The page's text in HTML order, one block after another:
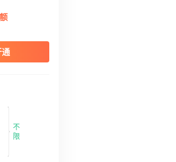
通
不
限